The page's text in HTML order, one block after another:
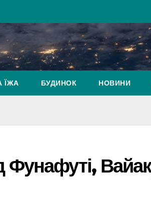
ЇЖА БУДИНОК НОВИНИ
Фунафуті,